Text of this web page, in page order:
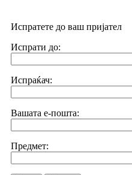
Испратете до ваш пријател
Испрати до:
Испраќач:
Вашата е-пошта:
Предмет: